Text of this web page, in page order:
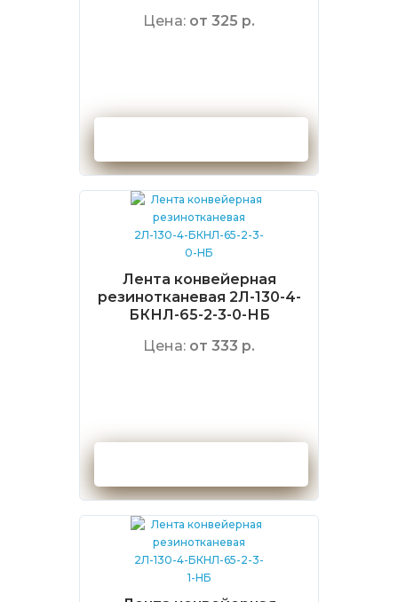
Цена: от 325 р.
Лента конвейерная
резинотканевая 2Л-130-4-
БКНЛ-65-2-3-0-НБ
Цена: от 333 р.